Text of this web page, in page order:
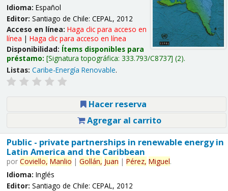
Idioma: Español
Editor: Santiago de Chile: CEPAL, 2012
Acceso en línea: Haga clic para acceso en
línea | Haga clic para acceso en línea
Disponibilidad: Ítems disponibles para
préstamo: Signatura topográfica: 333.793/C8737 (2).
Listas: Caribe-Energía Renovable.
Hacer reserva
Agregar al carrito
Public - private partnerships in renewable energy in
Latin America and the Caribbean
por Coviello, Manlio | Gollán, Juan | Pérez, Miguel.
Idioma: Inglés
Editor: Santiago de Chile: CEPAL, 2012